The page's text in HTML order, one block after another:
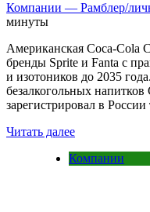
Компании — Рамблер/
минуты
Американская Coca-Cola
бренды Sprite и Fanta с
и изотоников до 2035
безалкогольных
зарегистрировал в
Читать далее
Компании